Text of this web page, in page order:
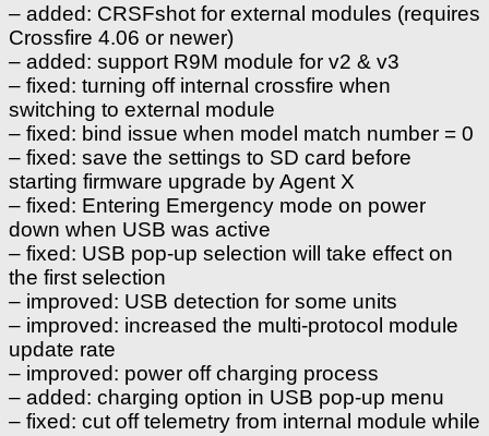
– added: CRSFshot for external modules (requires
Crossfire 4.06 or newer)
– added: support R9M module for v2 & v3
– fixed: turning off internal crossfire when
switching to external module
– fixed: bind issue when model match number = 0
– fixed: save the settings to SD card before
starting firmware upgrade by Agent X
– fixed: Entering Emergency mode on power
down when USB was active
– fixed: USB pop-up selection will take effect on
the first selection
– improved: USB detection for some units
– improved: increased the multi-protocol module
update rate
– improved: power off charging process
– added: charging option in USB pop-up menu
– fixed: cut off telemetry from internal module while